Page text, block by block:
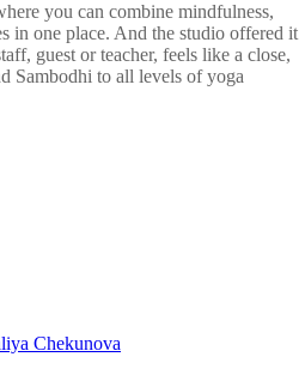
you can combine mindfulness,
in one place. And the studio offered it
guest or teacher, feels like a close,
Sambodhi to all levels of yoga
Chekunova